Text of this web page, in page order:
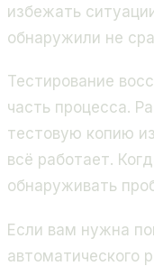
избежать
обнаружили не
Тестирование
часть процесса.
тестовую копию
всё работает.
обнаруживать
Если вам нужна
автоматического